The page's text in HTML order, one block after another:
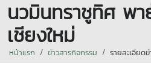
นวมินทราชูทิศ พ
เชียงใหม่
หน้าแรก ข่าวสารกิจกรรม รายละเอียด